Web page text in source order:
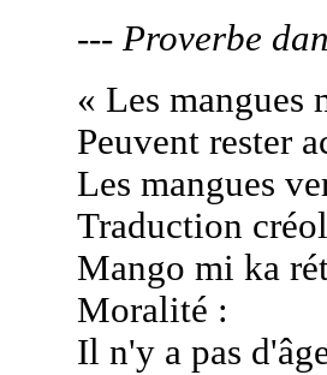
--- Proverbe
« Les mangues
Peuvent rester
Les mangues
Traduction
Mango mi ka
Moralité :
Il n'y a pas